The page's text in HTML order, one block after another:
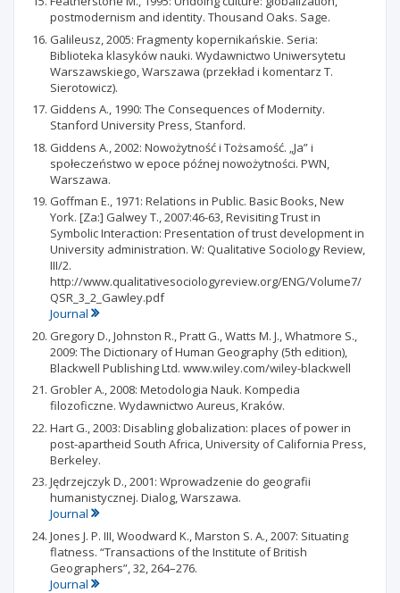
postmodernism and identity. Thousand Oaks. Sage.
Galileusz, 2005: Fragmenty kopernikańskie. Seria:
Biblioteka klasyków nauki. Wydawnictwo Uniwersytetu
Warszawskiego, Warszawa (przekład i komentarz T.
Sierotowicz).
Giddens A., 1990: The Consequences of Modernity.
Stanford University Press, Stanford.
Giddens A., 2002: Nowożytność i Tożsamość. „Ja” i
społeczeństwo w epoce późnej nowożytności. PWN,
Warszawa.
Goffman E., 1971: Relations in Public. Basic Books, New
York. [Za:] Galwey T., 2007:46-63, Revisiting Trust in
Symbolic Interaction: Presentation of trust development in
University administration. W: Qualitative Sociology Review,
III/2.
http://www.qualitativesociologyreview.org/ENG/Volume7/
QSR_3_2_Gawley.pdf
Journal
Gregory D., Johnston R., Pratt G., Watts M. J., Whatmore S.,
2009: The Dictionary of Human Geography (5th edition),
Blackwell Publishing Ltd. www.wiley.com/wiley-blackwell
Grobler A., 2008: Metodologia Nauk. Kompedia
filozoficzne. Wydawnictwo Aureus, Kraków.
Hart G., 2003: Disabling globalization: places of power in
post-apartheid South Africa, University of California Press,
Berkeley.
Jędrzejczyk D., 2001: Wprowadzenie do geografii
humanistycznej. Dialog, Warszawa.
Journal
Jones J. P. III, Woodward K., Marston S. A., 2007: Situating
flatness. “Transactions of the Institute of British
Geographers”, 32, 264–276.
Journal